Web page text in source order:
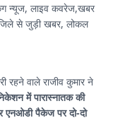
न्यूज, लाइव कवरेज,खबर
रहने वाले राजीव कुमार ने
में पारास्नातक की
एनओडी पैकेज पर दो-दो